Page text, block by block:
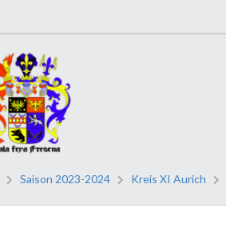
Saison 2023-2024 Kreis XI Aurich